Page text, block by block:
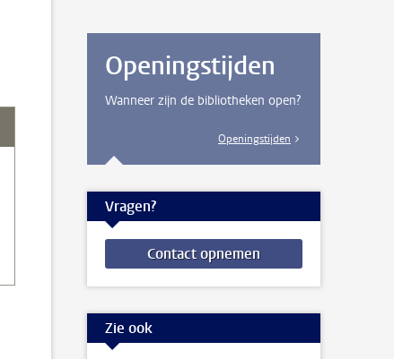
Openingstijden
Wanneer zijn de bibliotheken open?
Openingstijden
Vragen?
Contact opnemen
Zie ook